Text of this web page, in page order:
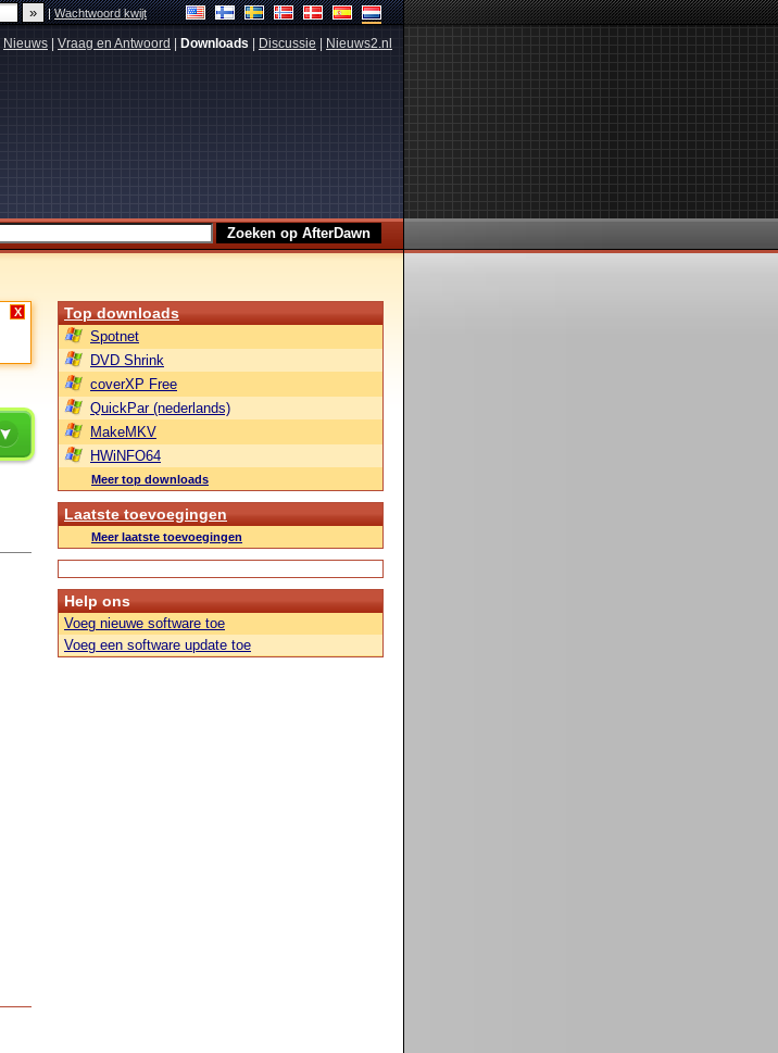
|Wachtwoord kwijt
Nieuws Vraag en Antwoord Downloads Discussie Nieuws2.nl
X Top downloads
Spotnet
DVD Shrink
coverXP Free
QuickPar (nederlands)
MakeMKV
HWiNFO64
Meer top downloads
Laatste toevoegingen
Meer laatste toevoegingen
Help ons
Voeg nieuwe software toe
Voeg een software update toe